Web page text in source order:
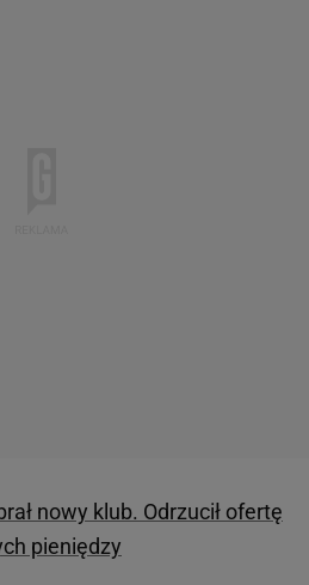
nowy klub. Odrzucił ofertę
pieniędzy